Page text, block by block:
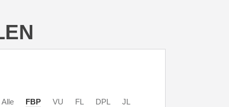
Alle FBP VU FL DPL JL